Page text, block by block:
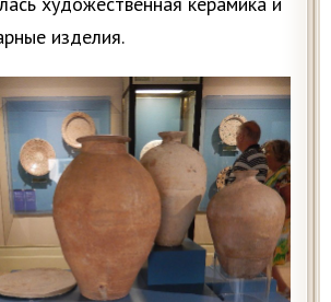
изделия.